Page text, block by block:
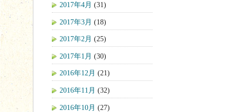
2017年4月 (31)
2017年3月 (18)
2017年2月 (25)
2017年1月 (30)
2016年12月 (21)
2016年11月 (32)
2016年10月 (27)